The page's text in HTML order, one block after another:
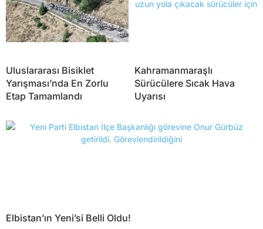
Uluslararası Bisiklet
Yarışması’nda En Zorlu
Etap Tamamlandı
Kahramanmaraşlı
Sürücülere Sıcak Hava
Uyarısı
Elbistan’ın Yeni’si Belli Oldu!